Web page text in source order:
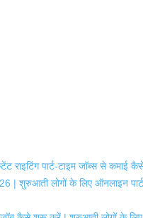
पार्ट-टाइम जॉब्स से कमाई
लोगों के लिए ऑनलाइन